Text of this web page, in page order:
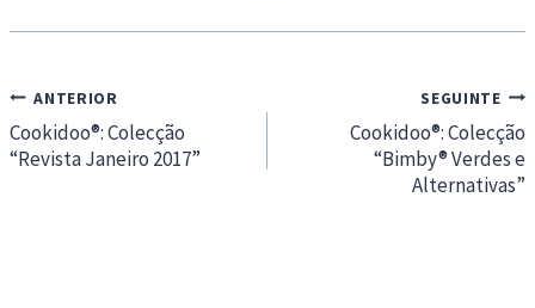
Navegação
de
artigos
ANTERIOR
Cookidoo®: Colecção
“Revista Janeiro 2017”
SEGUINTE
Cookidoo®: Colecção
“Bimby® Verdes e
Alternativas”